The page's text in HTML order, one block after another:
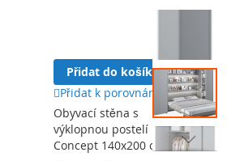
Přeskočit
galerie
s
obrázky
Přidat do košíku
Přidat k porovnání
Obyvací stěna s
výklopnou postelí Bed
Concept 140x200 cm